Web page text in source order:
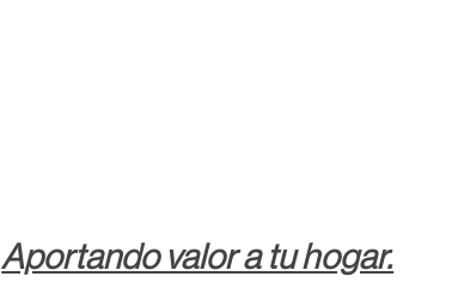
Aportando valor a tu hogar.